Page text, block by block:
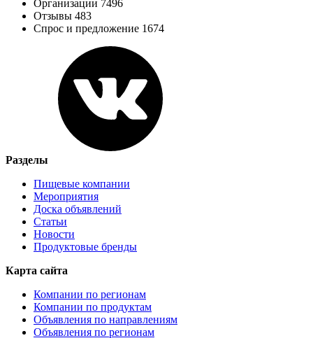
Организации 7496
Отзывы 483
Спрос и предложение 1674
Разделы
Пищевые компании
Мероприятия
Доска объявлений
Статьи
Новости
Продуктовые бренды
Карта сайта
Компании по регионам
Компании по продуктам
Объявления по направлениям
Объявления по регионам